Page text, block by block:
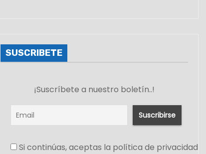
SUSCRIBETE
¡Suscríbete a nuestro boletín..!
Si continúas, aceptas la política de privacidad